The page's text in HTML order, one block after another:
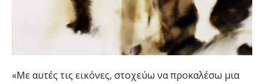
«Με αυτές τις εικόνες, στοχεύω να προκαλέσω μια